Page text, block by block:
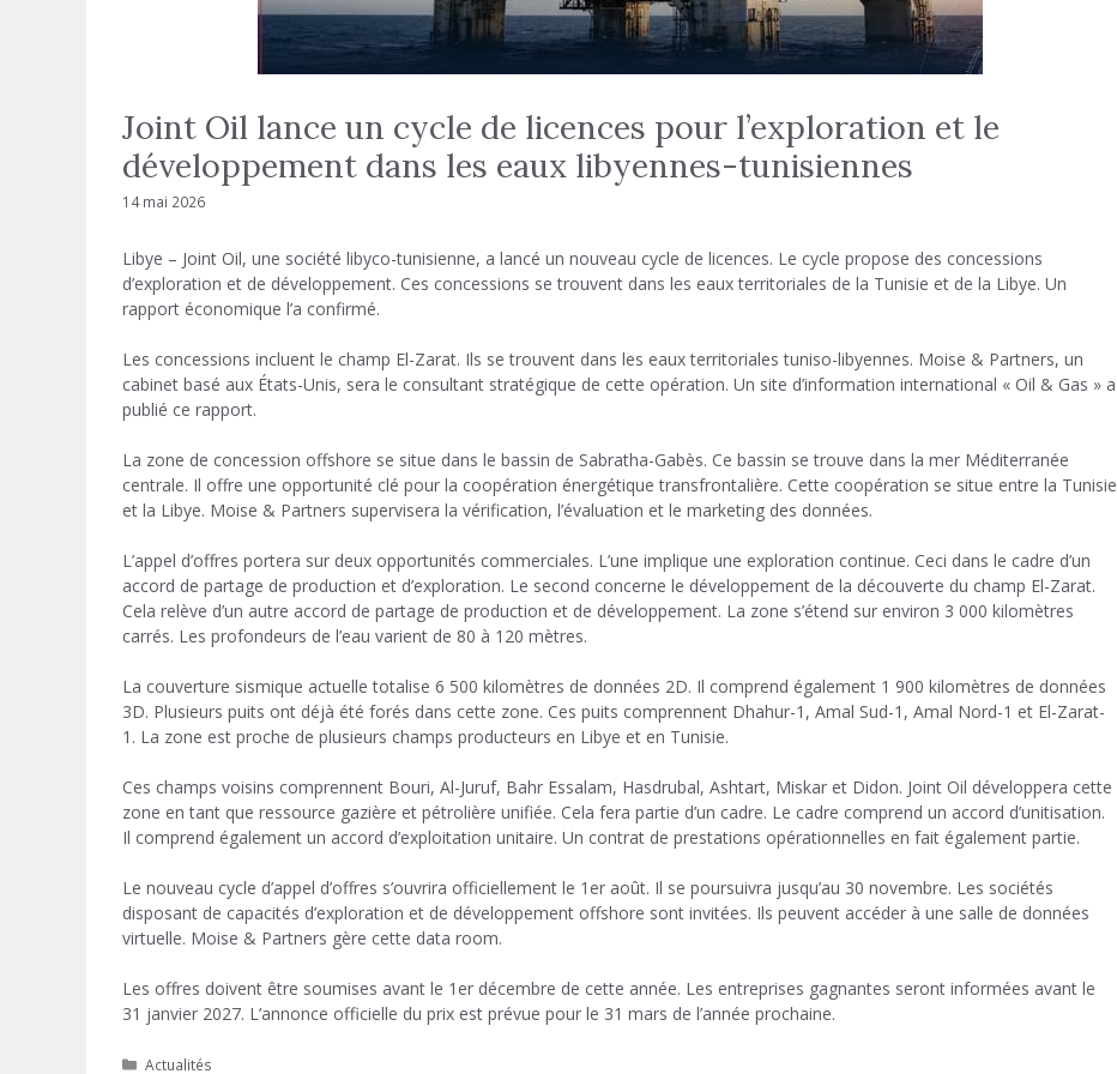
Joint Oil lance un cycle de licences pour l’exploration et le
développement dans les eaux libyennes-tunisiennes
14 mai 2026
Libye – Joint Oil, une société libyco-tunisienne, a lancé un nouveau cycle de licences. Le cycle propose des concessions
d’exploration et de développement. Ces concessions se trouvent dans les eaux territoriales de la Tunisie et de la Libye. Un
rapport économique l’a confirmé.
Les concessions incluent le champ El-Zarat. Ils se trouvent dans les eaux territoriales tuniso-libyennes. Moise & Partners, un
cabinet basé aux États-Unis, sera le consultant stratégique de cette opération. Un site d’information international « Oil & Gas » a
publié ce rapport.
La zone de concession offshore se situe dans le bassin de Sabratha-Gabès. Ce bassin se trouve dans la mer Méditerranée
centrale. Il offre une opportunité clé pour la coopération énergétique transfrontalière. Cette coopération se situe entre la Tunisie
et la Libye. Moise & Partners supervisera la vérification, l’évaluation et le marketing des données.
L’appel d’offres portera sur deux opportunités commerciales. L’une implique une exploration continue. Ceci dans le cadre d’un
accord de partage de production et d’exploration. Le second concerne le développement de la découverte du champ El-Zarat.
Cela relève d’un autre accord de partage de production et de développement. La zone s’étend sur environ 3 000 kilomètres
carrés. Les profondeurs de l’eau varient de 80 à 120 mètres.
La couverture sismique actuelle totalise 6 500 kilomètres de données 2D. Il comprend également 1 900 kilomètres de données
3D. Plusieurs puits ont déjà été forés dans cette zone. Ces puits comprennent Dhahur-1, Amal Sud-1, Amal Nord-1 et El-Zarat-
1. La zone est proche de plusieurs champs producteurs en Libye et en Tunisie.
Ces champs voisins comprennent Bouri, Al-Juruf, Bahr Essalam, Hasdrubal, Ashtart, Miskar et Didon. Joint Oil développera cette
zone en tant que ressource gazière et pétrolière unifiée. Cela fera partie d’un cadre. Le cadre comprend un accord d’unitisation.
Il comprend également un accord d’exploitation unitaire. Un contrat de prestations opérationnelles en fait également partie.
Le nouveau cycle d’appel d’offres s’ouvrira officiellement le 1er août. Il se poursuivra jusqu’au 30 novembre. Les sociétés
disposant de capacités d’exploration et de développement offshore sont invitées. Ils peuvent accéder à une salle de données
virtuelle. Moise & Partners gère cette data room.
Les offres doivent être soumises avant le 1er décembre de cette année. Les entreprises gagnantes seront informées avant le
31 janvier 2027. L’annonce officielle du prix est prévue pour le 31 mars de l’année prochaine.
Catégories
Actualités